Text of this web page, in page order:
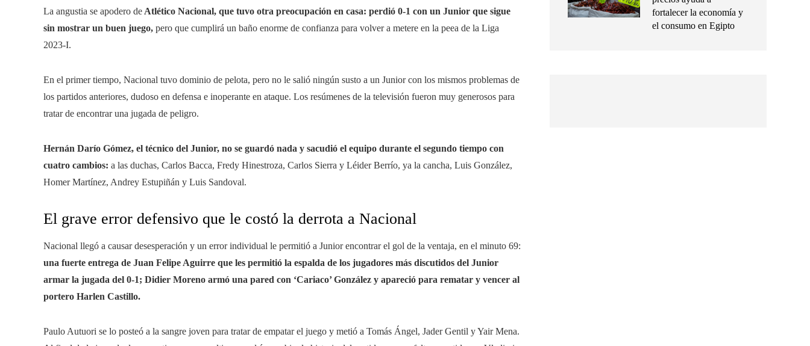
La angustia se apodero deAtlético Nacional, que tuvo otra preocupación en casa: perdió 0-1 con un Junior que sigue
sin mostrar un buen juego, pero que cumplirá un baño enorme de confianza para volver a metere en la peea de la Liga
2023-I.
En el primer tiempo, Nacional tuvo dominio de pelota, pero no le salió ningún susto a un Junior con los mismos problemas de
los partidos anteriores, dudoso en defensa e inoperante en ataque. Los resúmenes de la televisión fueron muy generosos para
tratar de encontrar una jugada de peligro.
Hernán Darío Gómez, el técnico del Junior, no se guardó nada y sacudió el equipo durante el segundo tiempo con
cuatro cambios: a las duchas, Carlos Bacca, Fredy Hinestroza, Carlos Sierra y Léider Berrío, ya la cancha, Luis González,
Homer Martínez, Andrey Estupiñán y Luis Sandoval.
El grave error defensivo que le costó la derrota a Nacional
Nacional llegó a causar desesperación y un error individual le permitió a Junior encontrar el gol de la ventaja, en el minuto 69:
una fuerte entrega de Juan Felipe Aguirre que les permitió la espalda de los jugadores más discutidos del Junior
armar la jugada del 0-1; Didier Moreno armó una pared con ‘Cariaco’ González y apareció para rematar y vencer al
portero Harlen Castillo.
Paulo Autuori se lo posteó a la sangre joven para tratar de empatar el juego y metió a Tomás Ángel, Jader Gentil y Yair Mena.
fortalecer la economía y
el consumo en Egipto